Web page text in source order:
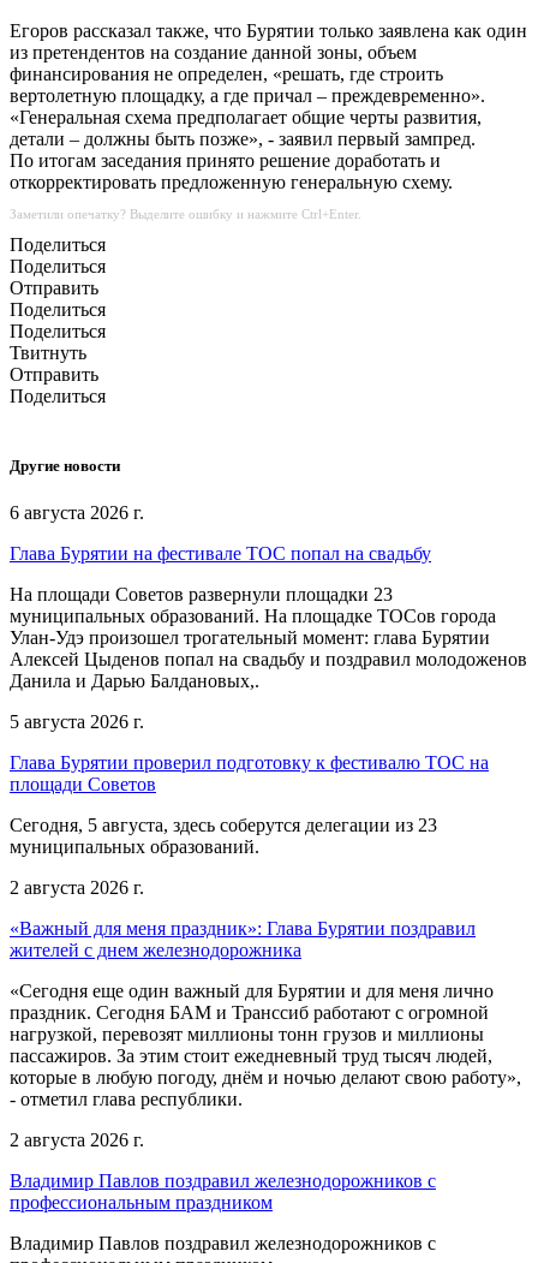
Егоров рассказал также, что Бурятии только заявлена как один
из претендентов на создание данной зоны, объем
финансирования не определен, «решать, где строить
вертолетную площадку, а где причал – преждевременно».
«Генеральная схема предполагает общие черты развития,
детали – должны быть позже», - заявил первый зампред.
По итогам заседания принято решение доработать и
откорректировать предложенную генеральную схему.
Заметили опечатку? Выделите ошибку и нажмите Ctrl+Enter.
Поделиться
Поделиться
Отправить
Поделиться
Поделиться
Твитнуть
Отправить
Поделиться
Другие новости
6 августа 2026 г.
Глава Бурятии на фестивале ТОС попал на свадьбу
На площади Советов развернули площадки 23
муниципальных образований. На площадке ТОСов города
Улан-Удэ произошел трогательный момент: глава Бурятии
Алексей Цыденов попал на свадьбу и поздравил молодоженов
Данила и Дарью Балдановых,.
5 августа 2026 г.
Глава Бурятии проверил подготовку к фестивалю ТОС на
площади Советов
Сегодня, 5 августа, здесь соберутся делегации из 23
муниципальных образований.
2 августа 2026 г.
«Важный для меня праздник»: Глава Бурятии поздравил
жителей с днем железнодорожника
«Сегодня еще один важный для Бурятии и для меня лично
праздник. Сегодня БАМ и Транссиб работают с огромной
нагрузкой, перевозят миллионы тонн грузов и миллионы
пассажиров. За этим стоит ежедневный труд тысяч людей,
которые в любую погоду, днём и ночью делают свою работу»,
- отметил глава республики.
2 августа 2026 г.
Владимир Павлов поздравил железнодорожников с
профессиональным праздником
Владимир Павлов поздравил железнодорожников с